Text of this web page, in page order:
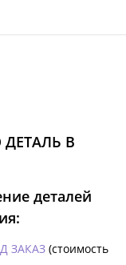
В
деталей
ЗАКАЗ (стоимость